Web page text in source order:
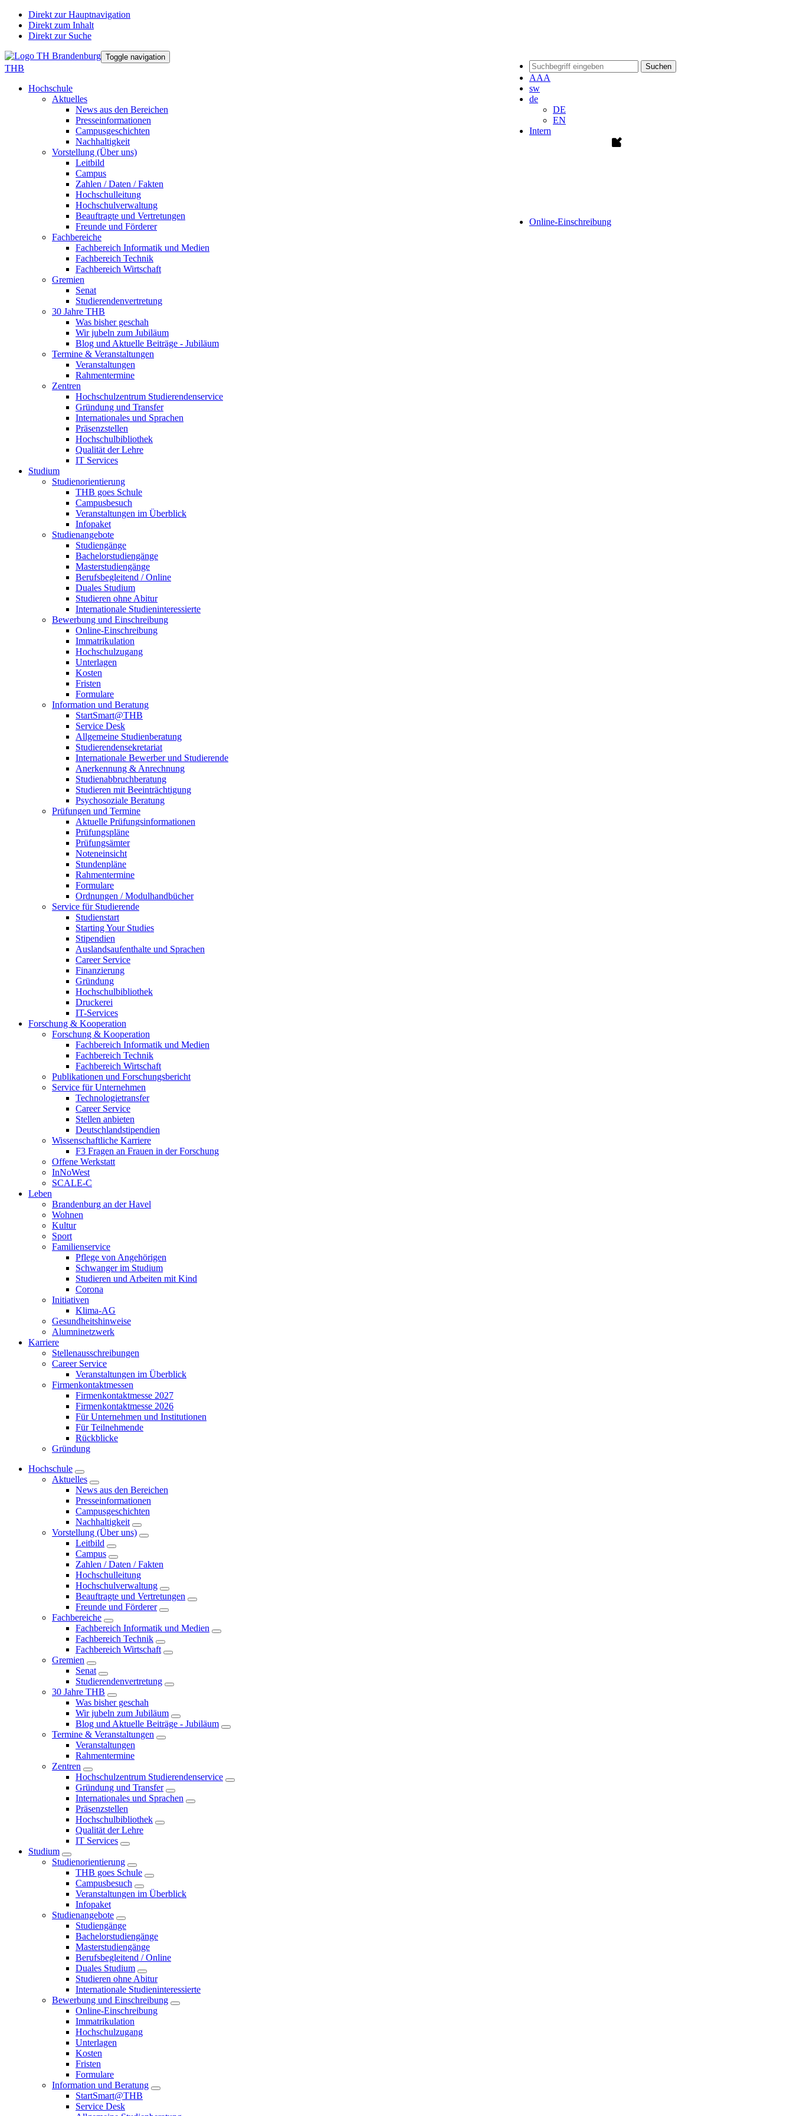
Direkt zur Hauptnavigation
Direkt zum Inhalt
Direkt zur Suche
Suchen
AAA
sw
de
DE
EN
Intern
Online-Einschreibung
Toggle navigation
THB
Hochschule
Aktuelles
News aus den Bereichen
Presseinformationen
Campusgeschichten
Nachhaltigkeit
Vorstellung (Über uns)
Leitbild
Campus
Zahlen / Daten / Fakten
Hochschulleitung
Hochschulverwaltung
Beauftragte und Vertretungen
Freunde und Förderer
Fachbereiche
Fachbereich Informatik und Medien
Fachbereich Technik
Fachbereich Wirtschaft
Gremien
Senat
Studierendenvertretung
30 Jahre THB
Was bisher geschah
Wir jubeln zum Jubiläum
Blog und Aktuelle Beiträge - Jubiläum
Termine & Veranstaltungen
Veranstaltungen
Rahmentermine
Zentren
Hochschulzentrum Studierendenservice
Gründung und Transfer
Internationales und Sprachen
Präsenzstellen
Hochschulbibliothek
Qualität der Lehre
IT Services
Studium
Studienorientierung
THB goes Schule
Campusbesuch
Veranstaltungen im Überblick
Infopaket
Studienangebote
Studiengänge
Bachelorstudiengänge
Masterstudiengänge
Berufsbegleitend / Online
Duales Studium
Studieren ohne Abitur
Internationale Studieninteressierte
Bewerbung und Einschreibung
Online-Einschreibung
Immatrikulation
Hochschulzugang
Unterlagen
Kosten
Fristen
Formulare
Information und Beratung
StartSmart@THB
Service Desk
Allgemeine Studienberatung
Studierendensekretariat
Internationale Bewerber und Studierende
Anerkennung & Anrechnung
Studienabbruchberatung
Studieren mit Beeinträchtigung
Psychosoziale Beratung
Prüfungen und Termine
Aktuelle Prüfungsinformationen
Prüfungspläne
Prüfungsämter
Noteneinsicht
Stundenpläne
Rahmentermine
Formulare
Ordnungen / Modulhandbücher
Service für Studierende
Studienstart
Starting Your Studies
Stipendien
Auslandsaufenthalte und Sprachen
Career Service
Finanzierung
Gründung
Hochschulbibliothek
Druckerei
IT-Services
Forschung & Kooperation
Forschung & Kooperation
Fachbereich Informatik und Medien
Fachbereich Technik
Fachbereich Wirtschaft
Publikationen und Forschungsbericht
Service für Unternehmen
Technologietransfer
Career Service
Stellen anbieten
Deutschlandstipendien
Wissenschaftliche Karriere
F3 Fragen an Frauen in der Forschung
Offene Werkstatt
InNoWest
SCALE-C
Leben
Brandenburg an der Havel
Wohnen
Kultur
Sport
Familienservice
Pflege von Angehörigen
Schwanger im Studium
Studieren und Arbeiten mit Kind
Corona
Initiativen
Klima-AG
Gesundheitshinweise
Alumninetzwerk
Karriere
Stellenausschreibungen
Career Service
Veranstaltungen im Überblick
Firmenkontaktmessen
Firmenkontaktmesse 2027
Firmenkontaktmesse 2026
Für Unternehmen und Institutionen
Für Teilnehmende
Rückblicke
Gründung
Hochschule
Aktuelles
News aus den Bereichen
Presseinformationen
Campusgeschichten
Nachhaltigkeit
Vorstellung (Über uns)
Leitbild
Campus
Zahlen / Daten / Fakten
Hochschulleitung
Hochschulverwaltung
Beauftragte und Vertretungen
Freunde und Förderer
Fachbereiche
Fachbereich Informatik und Medien
Fachbereich Technik
Fachbereich Wirtschaft
Gremien
Senat
Studierendenvertretung
30 Jahre THB
Was bisher geschah
Wir jubeln zum Jubiläum
Blog und Aktuelle Beiträge - Jubiläum
Termine & Veranstaltungen
Veranstaltungen
Rahmentermine
Zentren
Hochschulzentrum Studierendenservice
Gründung und Transfer
Internationales und Sprachen
Präsenzstellen
Hochschulbibliothek
Qualität der Lehre
IT Services
Studium
Studienorientierung
THB goes Schule
Campusbesuch
Veranstaltungen im Überblick
Infopaket
Studienangebote
Studiengänge
Bachelorstudiengänge
Masterstudiengänge
Berufsbegleitend / Online
Duales Studium
Studieren ohne Abitur
Internationale Studieninteressierte
Bewerbung und Einschreibung
Online-Einschreibung
Immatrikulation
Hochschulzugang
Unterlagen
Kosten
Fristen
Formulare
Information und Beratung
StartSmart@THB
Service Desk